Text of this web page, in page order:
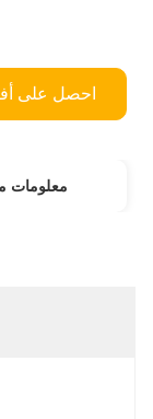
احصل على
معلومات